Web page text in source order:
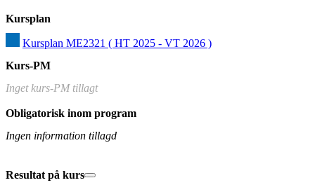
Kursplan
Kursplan ME2321 ( HT 2025 - VT 2026 )
Kurs-PM
Inget kurs-PM tillagt
Obligatorisk inom program
Ingen information tillagd
Resultat på kurs